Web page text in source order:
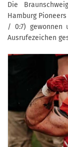
Die
Hamburg
/ 0:7) gewonnen
Ausrufezeichen